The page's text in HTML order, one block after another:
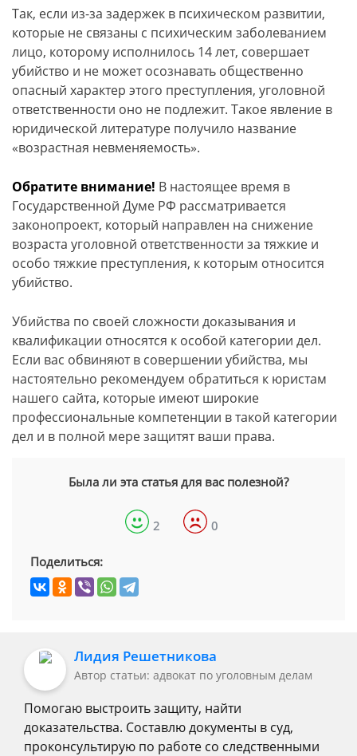
Так, если из-за задержек в психическом развитии,
которые не связаны с психическим заболеванием
лицо, которому исполнилось 14 лет, совершает
убийство и не может осознавать общественно
опасный характер этого преступления, уголовной
ответственности оно не подлежит. Такое явление в
юридической литературе получило название
«возрастная невменяемость».
Обратите внимание! В настоящее время в
Государственной Думе РФ рассматривается
законопроект, который направлен на снижение
возраста уголовной ответственности за тяжкие и
особо тяжкие преступления, к которым относится
убийство.
Убийства по своей сложности доказывания и
квалификации относятся к особой категории дел.
Если вас обвиняют в совершении убийства, мы
настоятельно рекомендуем обратиться к юристам
нашего сайта, которые имеют широкие
профессиональные компетенции в такой категории
дел и в полной мере защитят ваши права.
Была ли эта статья для вас полезной?
2 0
Поделиться:
Лидия Решетникова
Автор статьи: адвокат по уголовным делам
Помогаю выстроить защиту, найти
доказательства. Составлю документы в суд,
проконсультирую по работе со следственными